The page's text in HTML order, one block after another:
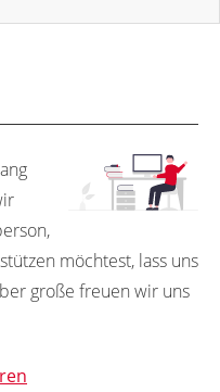
möchtest, lass uns
große freuen wir uns